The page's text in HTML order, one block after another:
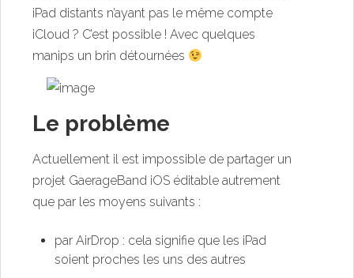
iPad distants n’ayant pas le même compte
iCloud ? C’est possible ! Avec quelques
manips un brin détournées
Le problème
Actuellement il est impossible de partager un
projet GaerageBand iOS éditable autrement
que par les moyens suivants :
par AirDrop : cela signifie que les iPad
soient proches les uns des autres